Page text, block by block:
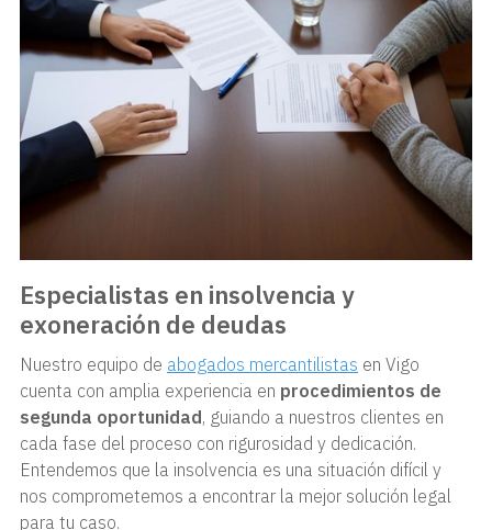
Especialistas en insolvencia y
exoneración de deudas
Nuestro equipo de abogados mercantilistas en Vigo
cuenta con amplia experiencia en procedimientos de
segunda oportunidad, guiando a nuestros clientes en
cada fase del proceso con rigurosidad y dedicación.
Entendemos que la insolvencia es una situación difícil y
nos comprometemos a encontrar la mejor solución legal
para tu caso.